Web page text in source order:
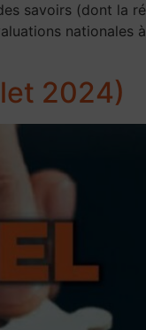
savoirs (dont la
nationales
2024)